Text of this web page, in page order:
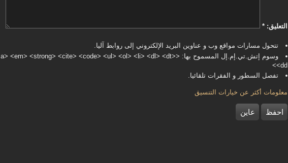
‏التعليق: ‏ *
تتحول مسارات مواقع وب و عناوين البريد الإلكتروني إلى روابط آليا.
وسوم إتش.تي.إم.إل المسموح بها: <a> <em> <strong> <cite> <code> <ul> <ol> <li> <dl> <dt>
<dd>
تفصل السطور و الفقرات تلقائيا.
معلومات أكثر عن خيارات التنسيق